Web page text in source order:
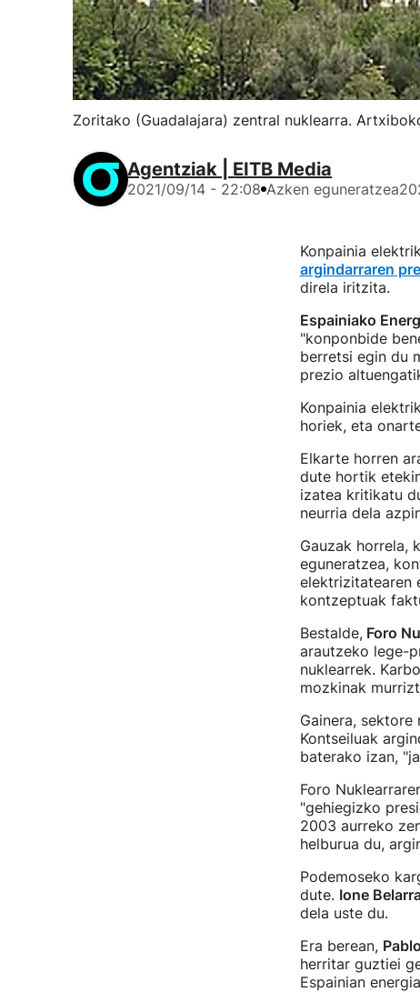
Zoritako (Guadalajara) zentral nuklearra.
Agentziak | EITB Media
2021/09/14 - 22:08 Azken eguneratzea
Konpainia
argindarraren
direla iritzita.
Espainiako
"konponbide
berretsi egin du
prezio
Konpainia
horiek, eta
Elkarte horren
dute hortik
izatea kritikatu
neurria dela
Gauzak horrela,
eguneratzea,
elektrizitatearen
kontzeptuak
Bestalde,Foro
arautzeko lege-
nuklearrek.
mozkinak
Gainera,
Kontseiluak
baterako izan,
Foro
"gehiegizko
2003 aurreko
helburua du,
Podemoseko
dute. Ione
dela uste du.
Era berean,
herritar guztiei
Espainian